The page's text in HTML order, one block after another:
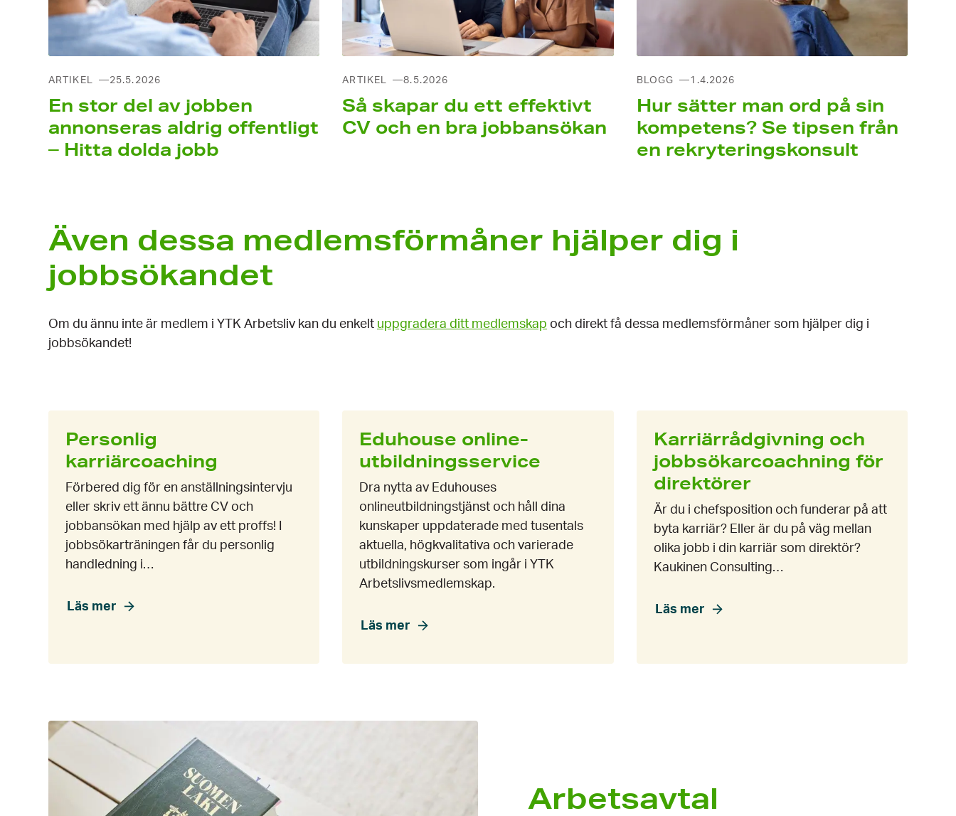
ARTIKEL 25.5.2026
En stor del av jobben
annonseras aldrig offentligt
– Hitta dolda jobb
ARTIKEL 8.5.2026
Så skapar du ett effektivt
CV och en bra jobb­ansökan
BLOGG 1.4.2026
Hur sätter man ord på sin
kompetens? Se tipsen från
en rekryteringskonsult
Även dessa medlemsförmåner hjälper dig i
jobbsökandet
Om du ännu inte är medlem i YTK Arbetsliv kan du enkelt uppgradera ditt medlemskap och direkt få dessa medlemsförmåner som hjälper dig i
jobbsökandet!
Personlig
karriärcoaching
Förbered dig för en anställningsintervju
eller skriv ett ännu bättre CV och
jobbansökan med hjälp av ett proffs! I
jobbsökarträningen får du personlig
handledning i…
Läs mer
Eduhouse online­
utbildnings­service
Dra nytta av Eduhouses
onlineutbildningstjänst och håll dina
kunskaper uppdaterade med tusentals
aktuella, högkvalitativa och varierade
utbildningskurser som ingår i YTK
Arbetslivsmedlemskap.
Läs mer
Karriärrådgivning och
jobbsökarcoachning för
direktörer
Är du i chefsposition och funderar på att
byta karriär? Eller är du på väg mellan
olika jobb i din karriär som direktör?
Kaukinen Consulting…
Läs mer
Arbetsavtal